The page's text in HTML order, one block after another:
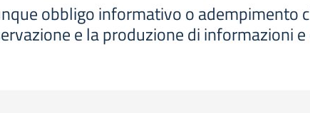
obbligo informativo o adempimento
e la produzione di informazioni